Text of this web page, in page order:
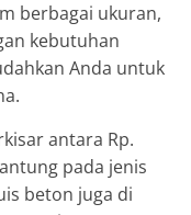
berbagai ukuran,
kebutuhan
Anda untuk
antara Rp.
pada jenis
beton juga di